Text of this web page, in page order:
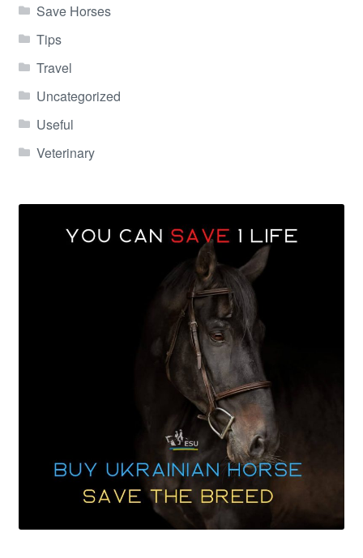
Save Horses
Tips
Travel
Uncategorized
Useful
Veterinary